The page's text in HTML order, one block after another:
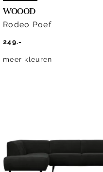
WOOOD
Rodeo Poef
249.-
meer kleuren